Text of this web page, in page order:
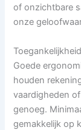
of onzichtbare
onze
Goede
houden
vaardigheden
genoeg.
gemakkelijk op